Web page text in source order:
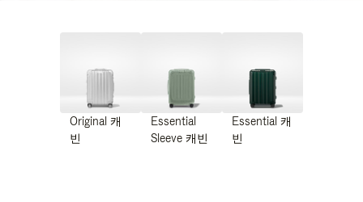
Original 캐
빈
Essential
Sleeve 캐빈
Essential 캐
빈